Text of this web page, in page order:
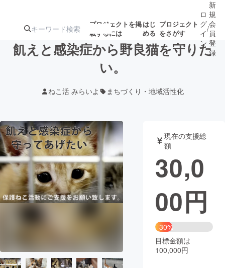
プロジェクトを掲
載するには
はじ
める
プロジェクト
をさがす
注目のリ
ターン
ジェクト
募集終了が近いプ
ロジェクト
されます
アート・写真 音楽
テクノロジー・ガジェット ゲーム・
映像・映画 書籍・雑誌
ビジネス・起業 チャレンジ
まちづくり・地域活性化
ロ
グ
イ
ン
/
新
規
会
員
登
録
飢えと感染症から野良猫を守りた
い。
ねこ活 みらいよ まちづくり・地域活性化
現在の支援総
額
30,0
00円
30%
目標金額は
100,000円